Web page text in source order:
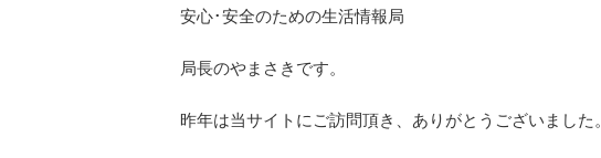
安心･安全のための生活情報局
局長のやまさきです。
昨年は当サイトにご訪問頂き、ありがとうございました。